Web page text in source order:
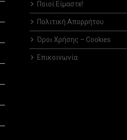
Ποιοί Είμαστε!
Πολιτική Απορρήτου
Όροι Χρήσης – Cookies
Επικοινωνία